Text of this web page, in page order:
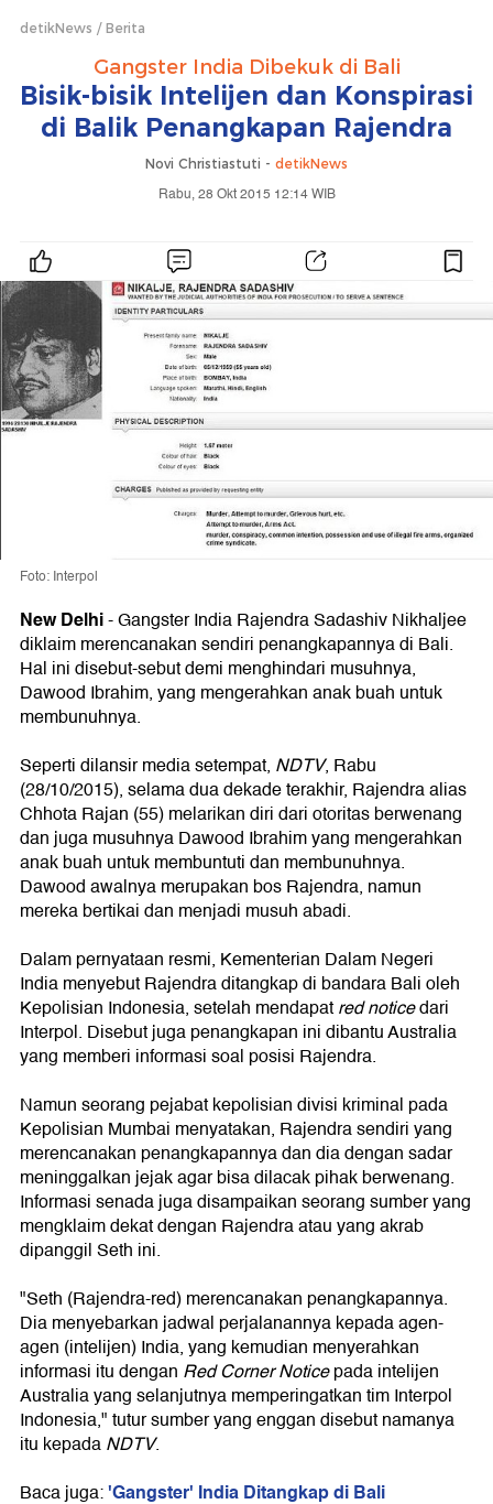
detikNews Berita
Gangster India Dibekuk di Bali
Bisik-bisik Intelijen dan Konspirasi
di Balik Penangkapan Rajendra
Novi Christiastuti - detikNews
Rabu, 28 Okt 2015 12:14 WIB
Foto: Interpol
New Delhi-Gangster India Rajendra Sadashiv Nikhaljee
diklaim merencanakan sendiri penangkapannya di Bali.
Hal ini disebut-sebut demi menghindari musuhnya,
Dawood Ibrahim, yang mengerahkan anak buah untuk
membunuhnya.
Seperti dilansir media setempat, NDTV, Rabu
(28/10/2015), selama dua dekade terakhir, Rajendra alias
Chhota Rajan (55) melarikan diri dari otoritas berwenang
dan juga musuhnya Dawood Ibrahim yang mengerahkan
anak buah untuk membuntuti dan membunuhnya.
Dawood awalnya merupakan bos Rajendra, namun
mereka bertikai dan menjadi musuh abadi.
Dalam pernyataan resmi, Kementerian Dalam Negeri
India menyebut Rajendra ditangkap di bandara Bali oleh
Kepolisian Indonesia, setelah mendapatred noticedari
Interpol. Disebut juga penangkapan ini dibantu Australia
yang memberi informasi soal posisi Rajendra.
Namun seorang pejabat kepolisian divisi kriminal pada
Kepolisian Mumbai menyatakan, Rajendra sendiri yang
merencanakan penangkapannya dan dia dengan sadar
meninggalkan jejak agar bisa dilacak pihak berwenang.
Informasi senada juga disampaikan seorang sumber yang
mengklaim dekat dengan Rajendra atau yang akrab
dipanggil Seth ini.
"Seth (Rajendra-red) merencanakan penangkapannya.
Dia menyebarkan jadwal perjalanannya kepada agen-
agen (intelijen) India, yang kemudian menyerahkan
informasi itu dengan Red Corner Noticepada intelijen
Australia yang selanjutnya memperingatkan tim Interpol
Indonesia," tutur sumber yang enggan disebut namanya
itu kepadaNDTV.
Baca juga:'Gangster' India Ditangkap di Bali